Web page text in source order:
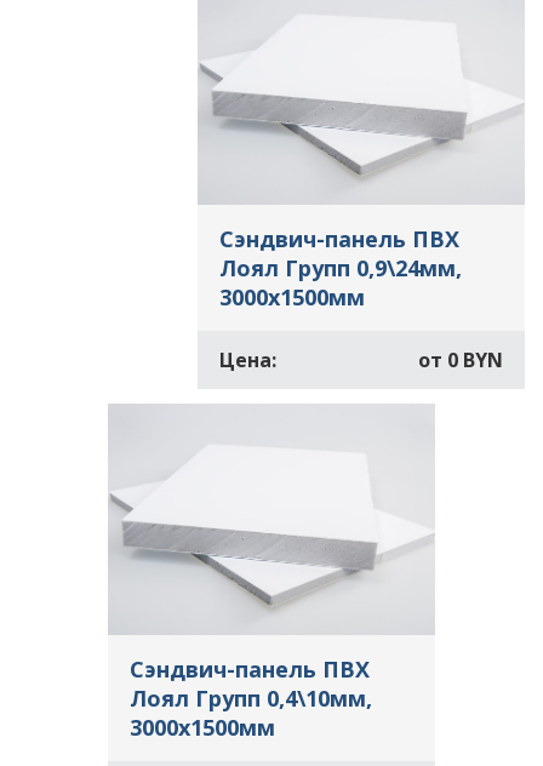
Сэндвич-панель ПВХ
Лоял Групп 0,9\24мм,
3000х1500мм
Цена: от 0 BYN
Сэндвич-панель ПВХ
Лоял Групп 0,4\10мм,
3000х1500мм